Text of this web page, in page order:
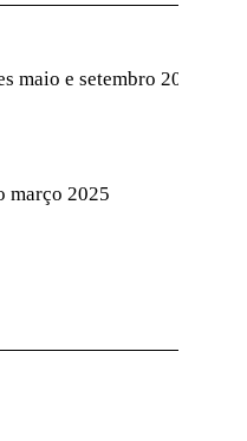
maio e setembro 2024
março 2025